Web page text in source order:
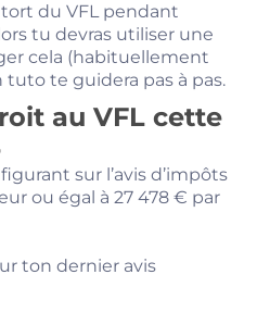
du VFL pendant
tu devras utiliser une
cela (habituellement
tuto te guidera pas à pas.
au VFL cette
sur l’avis d’impôts
ou égal à 27 478 € par
ton dernier avis